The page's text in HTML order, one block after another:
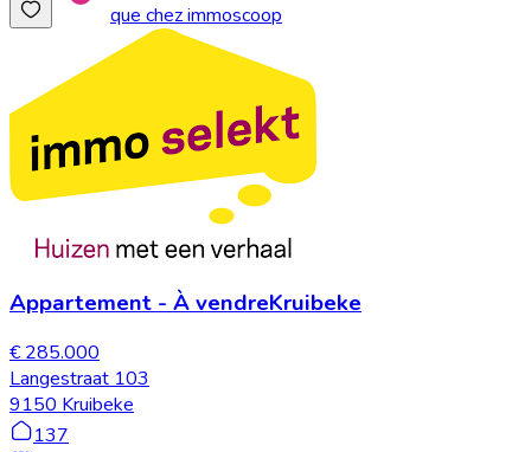
que chez immoscoop
Appartement - À vendreKruibeke
€ 285.000
Langestraat 103
9150 Kruibeke
137